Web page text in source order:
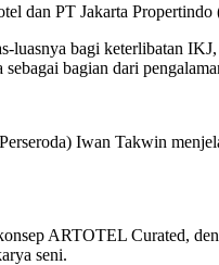
dan PT Jakarta
luasnya bagi keterlibatan
bagian dari
Iwan Takwin
ARTOTEL Curated,
seni.